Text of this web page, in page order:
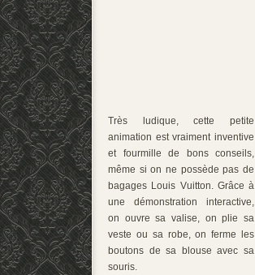
Très ludique, cette petite
animation est vraiment inventive
et fourmille de bons conseils,
même si on ne possède pas de
bagages Louis Vuitton. Grâce à
une démonstration interactive,
on ouvre sa valise, on plie sa
veste ou sa robe, on ferme les
boutons de sa blouse avec sa
souris.